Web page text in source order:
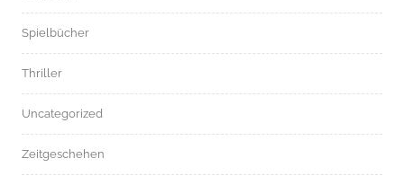
Spielbücher
Thriller
Uncategorized
Zeitgeschehen